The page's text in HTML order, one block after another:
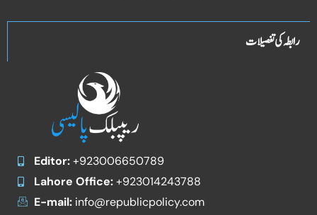
رابطہ کی تفصیلات
Editor:+923006650789
Lahore Office:+923014243788
E-mail:info@republicpolicy.com